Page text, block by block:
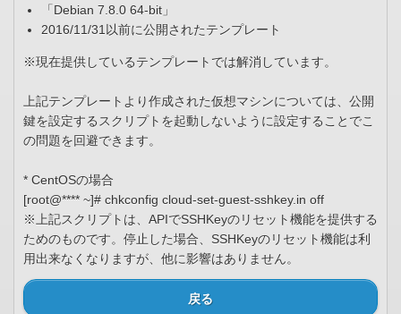
「Debian 7.8.0 64-bit」
2016/11/31以前に公開されたテンプレート
※現在提供しているテンプレートでは解消しています。
上記テンプレートより作成された仮想マシンについては、公開
鍵を設定するスクリプトを起動しないように設定することでこ
の問題を回避できます。
* CentOSの場合
[root@**** ~]# chkconfig cloud-set-guest-sshkey.in off
※上記スクリプトは、APIでSSHKeyのリセット機能を提供する
ためのものです。停止した場合、SSHKeyのリセット機能は利
用出来なくなりますが、他に影響はありません。
戻る